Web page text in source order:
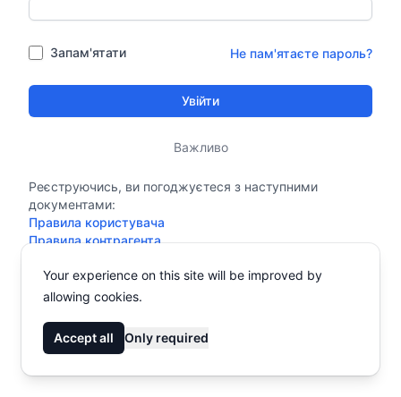
Запам'ятати Не пам'ятаєте пароль?
Увійти
Важливо
Реєструючись, ви погоджуєтеся з наступними
документами:
Правила користувача
Правила контрагента
Your experience on this site will be improved by
allowing cookies.
Accept all Only required